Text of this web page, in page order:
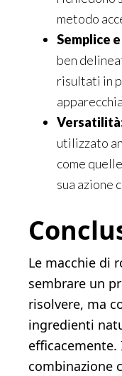
metodo
Semplice
ben
risultati in
utilizzato
come
sua azione
Le macchie di
sembrare un
risolvere, ma
ingredienti
combinazione